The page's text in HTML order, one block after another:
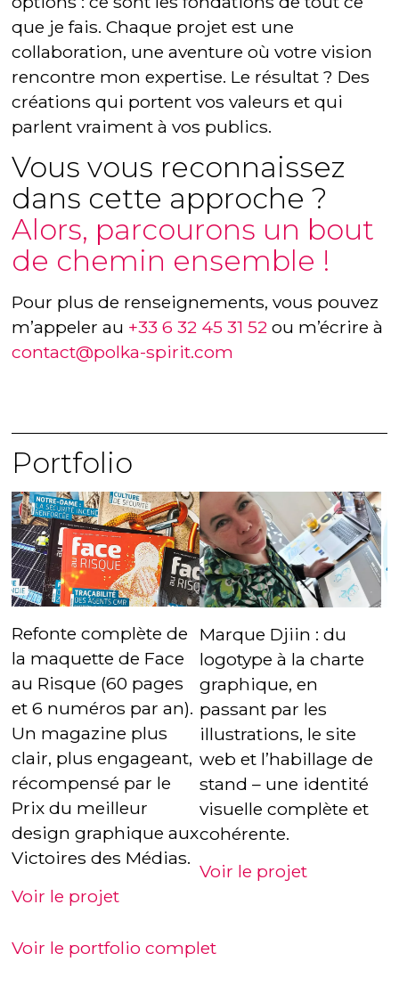
que je fais. Chaque projet est une
collaboration, une aventure où votre vision
rencontre mon expertise. Le résultat ? Des
créations qui portent vos valeurs et qui
parlent vraiment à vos publics.
Vous vous reconnaissez
dans cette approche ?
Alors, parcourons un bout
de chemin ensemble !
Pour plus de renseignements, vous pouvez
m’appeler au +33 6 32 45 31 52 ou m’écrire à
contact@polka-spirit.com
Portfolio
Refonte complète de
la maquette de Face
au Risque (60 pages
et 6 numéros par an).
Un magazine plus
clair, plus engageant,
récompensé par le
Prix du meilleur
design graphique aux
Victoires des Médias.
Voir le projet
Marque Djiin : du
logotype à la charte
graphique, en
passant par les
illustrations, le site
web et l’habillage de
stand – une identité
visuelle complète et
cohérente.
Voir le projet
Voir le portfolio complet